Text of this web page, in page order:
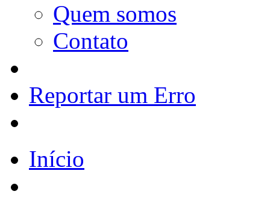
Quem somos
Contato
Reportar um Erro
Início